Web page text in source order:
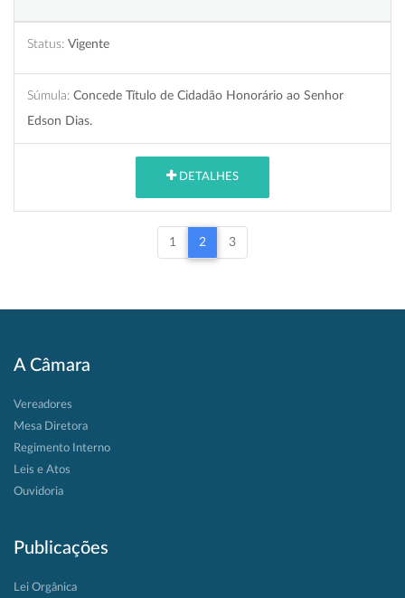
Status: Vigente
Súmula: Concede Título de Cidadão Honorário ao Senhor
Edson Dias.
DETALHES
1 2 3
A Câmara
Vereadores
Mesa Diretora
Regimento Interno
Leis e Atos
Ouvidoria
Publicações
Lei Orgânica